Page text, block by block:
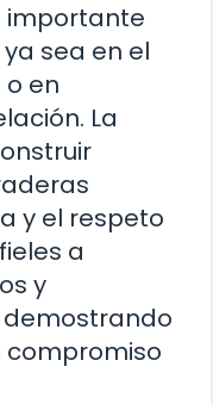
importante
sea en el
en
La
y el respeto
a
y
compromiso